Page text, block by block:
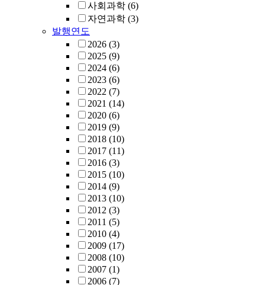
사회과학 (6)
자연과학 (3)
발행연도
2026 (3)
2025 (9)
2024 (6)
2023 (6)
2022 (7)
2021 (14)
2020 (6)
2019 (9)
2018 (10)
2017 (11)
2016 (3)
2015 (10)
2014 (9)
2013 (10)
2012 (3)
2011 (5)
2010 (4)
2009 (17)
2008 (10)
2007 (1)
2006 (7)